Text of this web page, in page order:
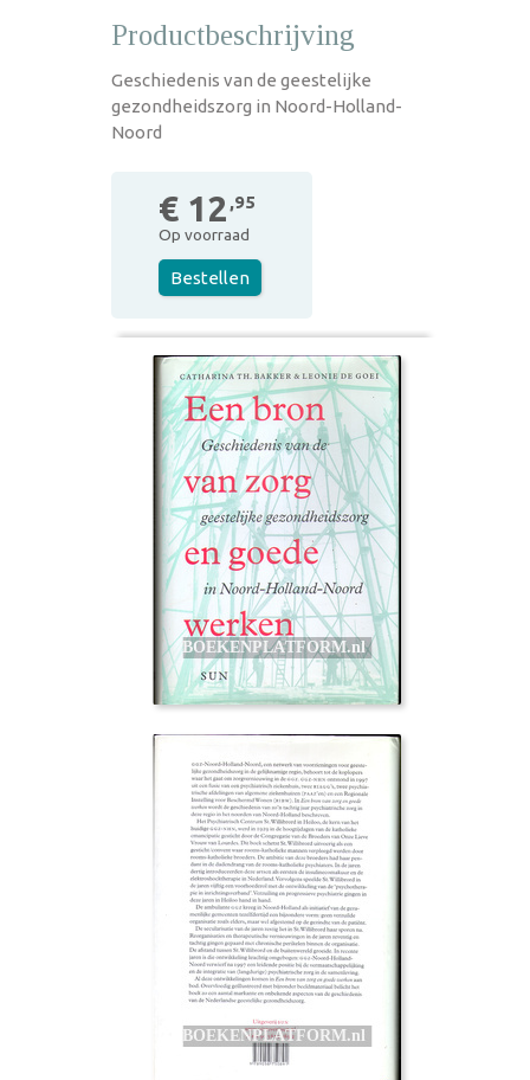
Productbeschrijving
Geschiedenis van de geestelijke
gezondheidszorg in Noord-Holland-
Noord
€ 12 ,95
Op voorraad
Bestellen